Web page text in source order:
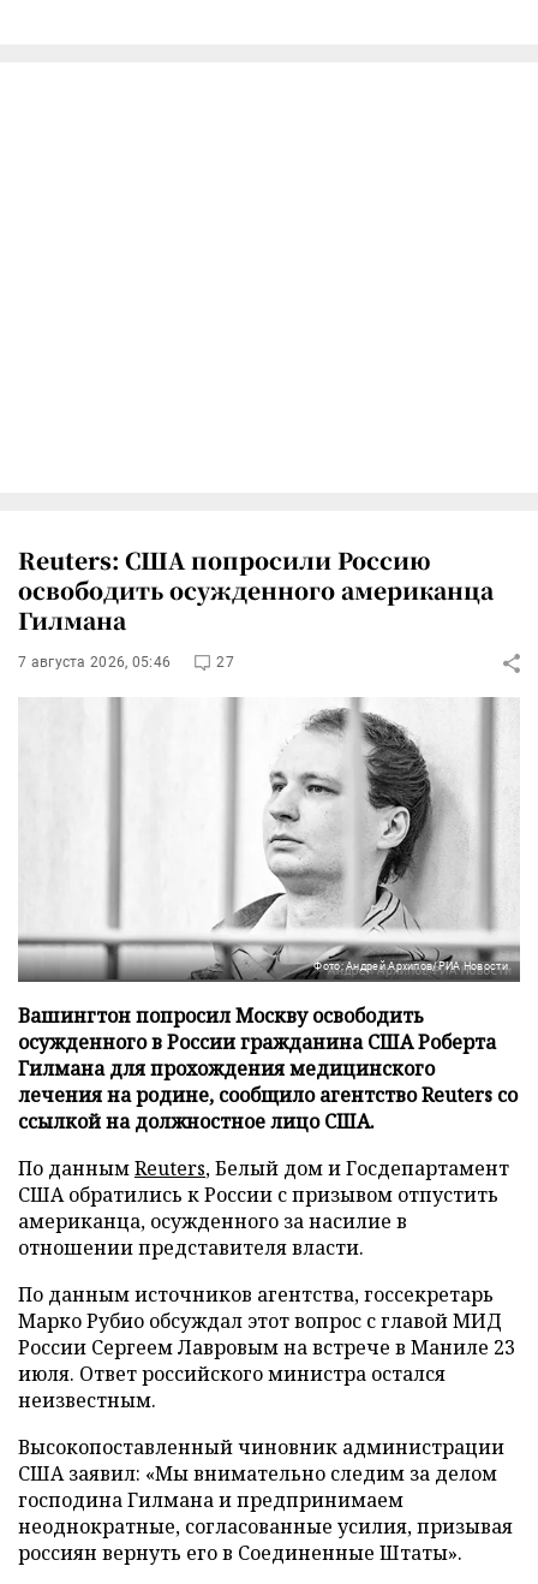
Reuters: США попросили Россию
освободить осужденного американца
Гилмана
7 августа 2026, 05:46 27
Фото: Андрей Архипов/РИА Новости
Вашингтон попросил Москву освободить
осужденного в России гражданина США Роберта
Гилмана для прохождения медицинского
лечения на родине, сообщило агентство Reuters со
ссылкой на должностное лицо США.
По даннымReuters, Белый дом и Госдепартамент
США обратились к России с призывом отпустить
американца, осужденного за насилие в
отношении представителя власти.
По данным источников агентства, госсекретарь
Марко Рубио обсуждал этот вопрос с главой МИД
России Сергеем Лавровым на встрече в Маниле 23
июля. Ответ российского министра остался
неизвестным.
Высокопоставленный чиновник администрации
США заявил: «Мы внимательно следим за делом
господина Гилмана и предпринимаем
неоднократные, согласованные усилия, призывая
россиян вернуть его в Соединенные Штаты».